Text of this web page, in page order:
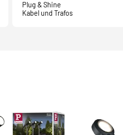
Plug & Shine
Kabel und Trafos